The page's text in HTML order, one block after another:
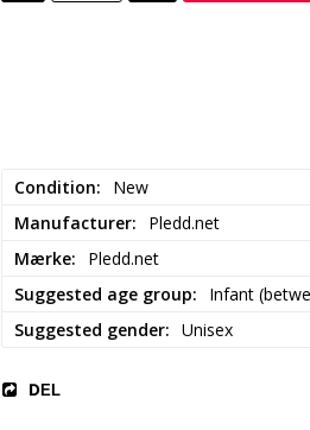
Condition
New
Manufacturer
Pledd.net
Mærke
Pledd.net
Suggested age group
Infant
Suggested gender
Unisex
DEL